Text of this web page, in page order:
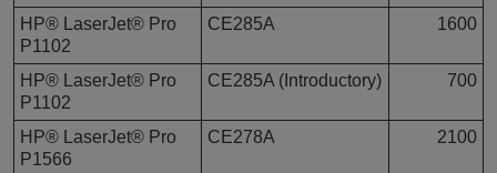
HP® LaserJet® Pro
P1102
CE285A 1600
HP® LaserJet® Pro
P1102
CE285A (Introductory) 700
HP® LaserJet® Pro
P1566
CE278A 2100